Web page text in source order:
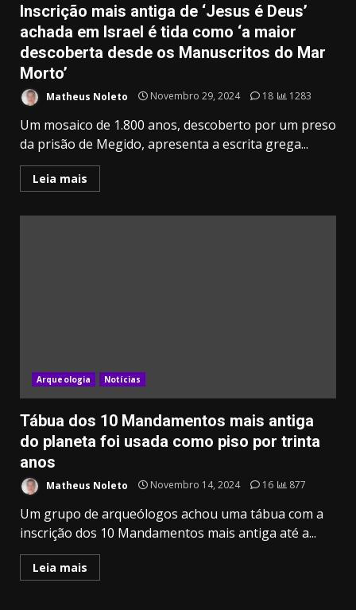
Inscrição mais antiga de ‘Jesus é Deus’
achada em Israel é tida como ‘a maior
descoberta desde os Manuscritos do Mar
Morto’
Matheus Noleto Novembro 29, 2024 18 1283
Um mosaico de 1.800 anos, descoberto por um preso
da prisão de Megido, apresenta a escrita grega...
Leia mais
Arqueologia Notícias
Tábua dos 10 Mandamentos mais antiga
do planeta foi usada como piso por trinta
anos
Matheus Noleto Novembro 14, 2024 16 877
Um grupo de arqueólogos achou uma tábua com a
inscrição dos 10 Mandamentos mais antiga até a...
Leia mais